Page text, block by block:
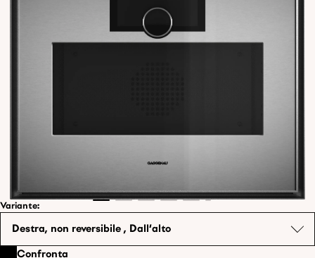
Variante:
Destra, non reversibile , Dall'alto
Confronta